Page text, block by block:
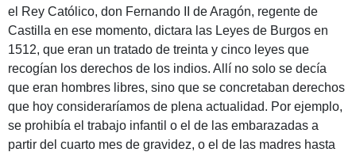
el Rey Católico, don Fernando II de Aragón, regente de
Castilla en ese momento, dictara las Leyes de Burgos en
1512, que eran un tratado de treinta y cinco leyes que
recogían los derechos de los indios. Allí no solo se decía
que eran hombres libres, sino que se concretaban derechos
que hoy consideraríamos de plena actualidad. Por ejemplo,
se prohibía el trabajo infantil o el de las embarazadas a
partir del cuarto mes de gravidez, o el de las madres hasta